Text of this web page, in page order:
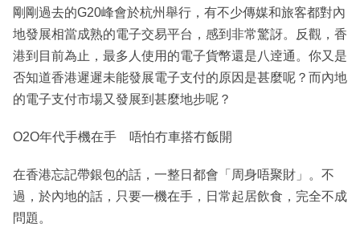
剛剛過去的G20峰會於杭州舉行，有不少傳媒和旅客都對內
地發展相當成熟的電子交易平台，感到非常驚訝。反觀，香
港到目前為止，最多人使用的電子貨幣還是八逹通。你又是
否知道香港遲遲未能發展電子支付的原因是甚麼呢？而內地
的電子支付市場又發展到甚麼地步呢？
O2O年代手機在手 唔怕冇車搭冇飯開
在香港忘記帶銀包的話，一整日都會「周身唔聚財」。不
過，於內地的話，只要一機在手，日常起居飲食，完全不成
問題。